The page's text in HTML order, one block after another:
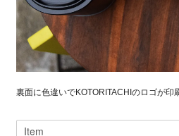
裏面に色違いでKOTORITACHIのロゴが印